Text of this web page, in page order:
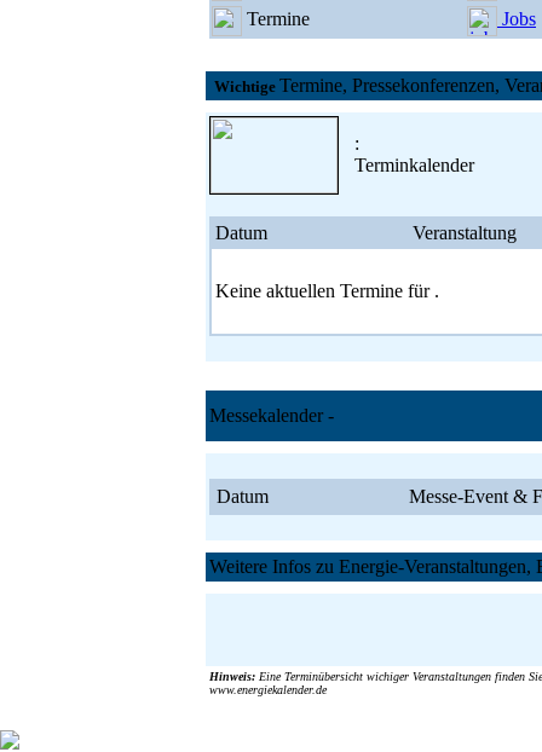
Termine
Jobs
Wichtige Termine, Pressekonferenzen,
:
Terminkalender
Datum Veranstaltung
Keine aktuellen Termine für .
Messekalender -
Datum Messe-Event &
Weitere Infos zu Energie-Veranstaltungen,
Hinweis: Eine Terminübersicht wichiger Veranstaltungen finden
www.energiekalender.de